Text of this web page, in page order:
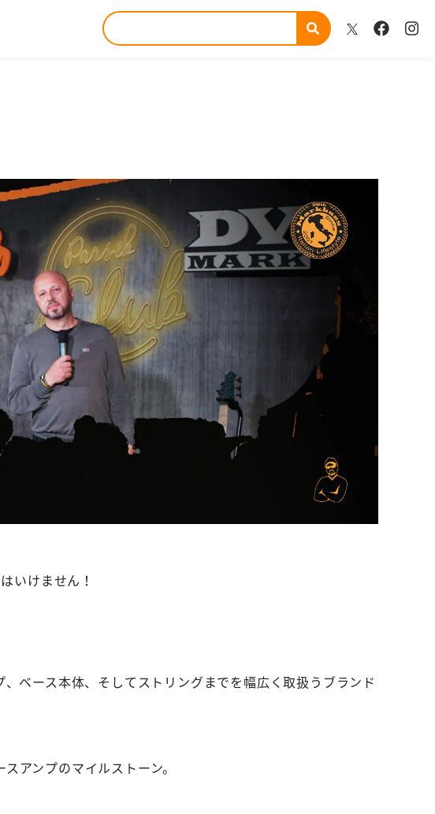
いけません！
ベース本体、そしてストリングまでを幅広く取扱うブランド
アンプのマイルストーン。